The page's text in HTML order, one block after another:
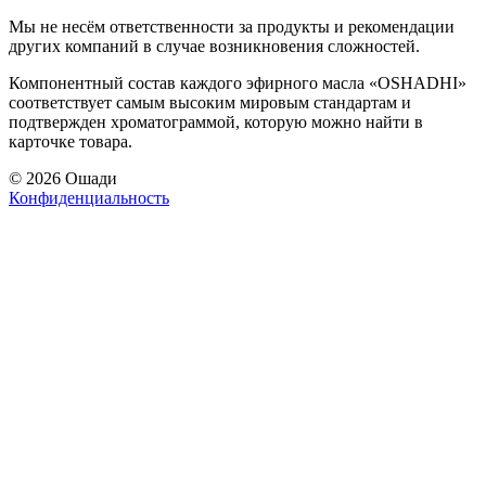
Мы не несём ответственности за продукты и рекомендации
других компаний в случае возникновения сложностей.
Компонентный состав каждого эфирного масла «OSHADHI»
соответствует самым высоким мировым стандартам и
подтвержден хроматограммой, которую можно найти в
карточке товара.
© 2026 Ошади
Конфиденциальность